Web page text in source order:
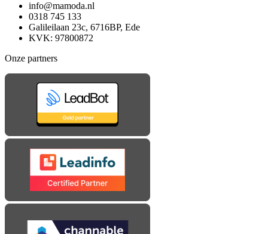
info@mamoda.nl
0318 745 133
Galileilaan 23c, 6716BP, Ede
KVK: 97800872
Onze partners